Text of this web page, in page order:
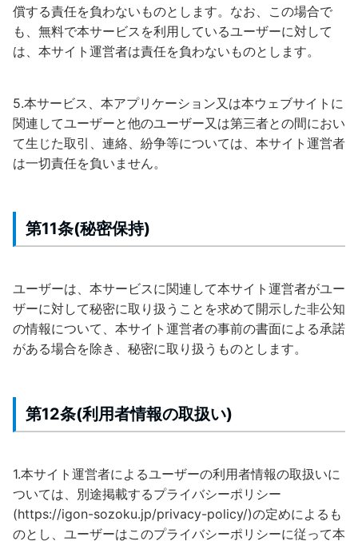
償する責任を負わないものとします。なお、この場合で
も、無料で本サービスを利用しているユーザーに対して
は、本サイト運営者は責任を負わないものとします。
5.本サービス、本アプリケーション又は本ウェブサイトに
関連してユーザーと他のユーザー又は第三者との間におい
て生じた取引、連絡、紛争等については、本サイト運営者
は一切責任を負いません。
第11条(秘密保持)
ユーザーは、本サービスに関連して本サイト運営者がユー
ザーに対して秘密に取り扱うことを求めて開示した非公知
の情報について、本サイト運営者の事前の書面による承諾
がある場合を除き、秘密に取り扱うものとします。
第12条(利用者情報の取扱い)
1.本サイト運営者によるユーザーの利用者情報の取扱いに
ついては、別途掲載するプライバシーポリシー
(https://igon-sozoku.jp/privacy-policy/)の定めによるも
のとし、ユーザーはこのプライバシーポリシーに従って本